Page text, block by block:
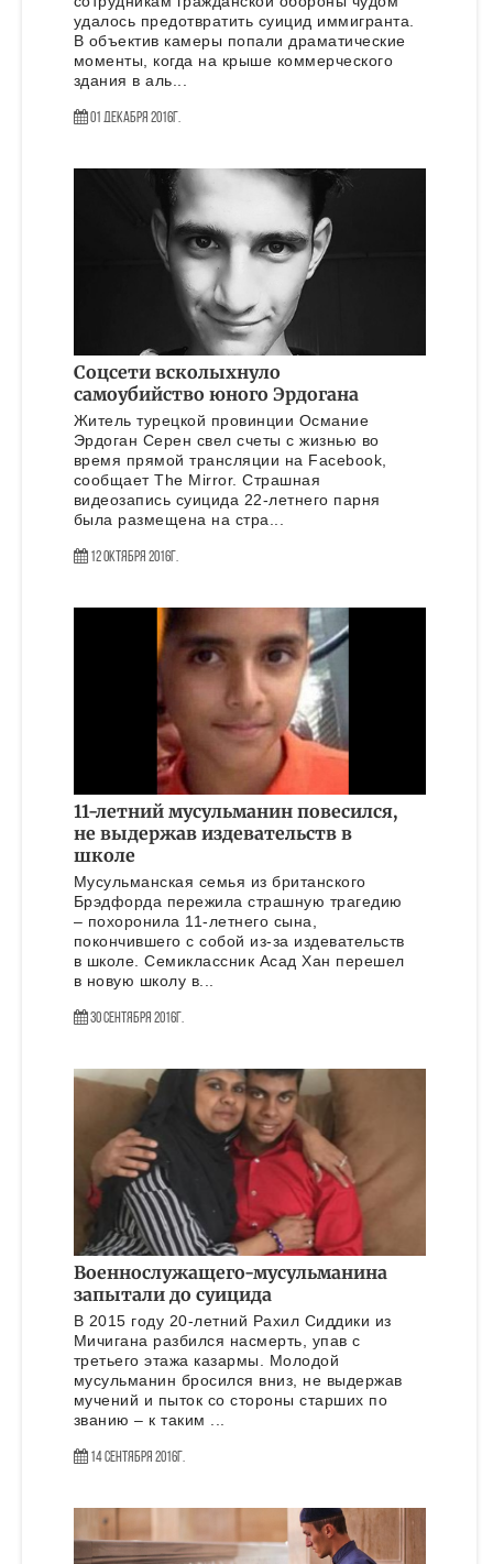
удалось предотвратить суицид иммигранта.
В объектив камеры попали драматические
моменты, когда на крыше коммерческого
здания в аль...
01 Декабря 2016г.
Соцсети всколыхнуло
самоубийство юного Эрдогана
Житель турецкой провинции Османие
Эрдоган Серен свел счеты с жизнью во
время прямой трансляции на Facebook,
сообщает The Mirror. Страшная
видеозапись суицида 22-летнего парня
была размещена на стра...
12 Октября 2016г.
11-летний мусульманин повесился,
не выдержав издевательств в
школе
Мусульманская семья из британского
Брэдфорда пережила страшную трагедию
– похоронила 11-летнего сына,
покончившего с собой из-за издевательств
в школе. Семиклассник Асад Хан перешел
в новую школу в...
30 Сентября 2016г.
Военнослужащего-мусульманина
запытали до суицида
В 2015 году 20-летний Рахил Сиддики из
Мичигана разбился насмерть, упав с
третьего этажа казармы. Молодой
мусульманин бросился вниз, не выдержав
мучений и пыток со стороны старших по
званию – к таким ...
14 Сентября 2016г.